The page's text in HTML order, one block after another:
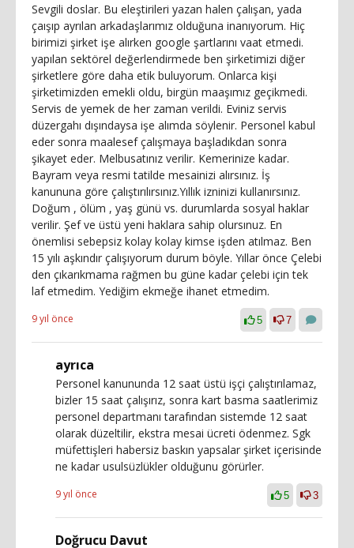
Sevgili doslar. Bu eleştirileri yazan halen çalışan, yada
çaışıp ayrılan arkadaşlarımız olduğuna inanıyorum. Hiç
birimizi şirket işe alırken google şartlarını vaat etmedi.
yapılan sektörel değerlendirmede ben şirketimizi diğer
şirketlere göre daha etik buluyorum. Onlarca kişi
şirketimizden emekli oldu, birgün maaşımız geçikmedi.
Servis de yemek de her zaman verildi. Eviniz servis
düzergahı dışındaysa işe alımda söylenir. Personel kabul
eder sonra maalesef çalışmaya başladıkdan sonra
şikayet eder. Melbusatınız verilir. Kemerinize kadar.
Bayram veya resmi tatilde mesainizi alırsınız. İş
kanununa göre çalıştırılırsınız.Yıllık izninizi kullanırsınız.
Doğum , ölüm , yaş günü vs. durumlarda sosyal haklar
verilir. Şef ve üstü yeni haklara sahip olursınuz. En
önemlisi sebepsiz kolay kolay kimse işden atılmaz. Ben
15 yılı aşkındır çalışıyorum durum böyle. Yıllar önce Çelebi
den çıkarıkmama rağmen bu güne kadar çelebi için tek
laf etmedim. Yediğim ekmeğe ihanet etmedim.
9 yıl önce 5 7
ayrıca
Personel kanununda 12 saat üstü işçi çalıştırılamaz,
bizler 15 saat çalışırız, sonra kart basma saatlerimiz
personel departmanı tarafından sistemde 12 saat
olarak düzeltilir, ekstra mesai ücreti ödenmez. Sgk
müfettişleri habersiz baskın yapsalar şirket içerisinde
ne kadar usulsüzlükler olduğunu görürler.
9 yıl önce 5 3
Doğrucu Davut